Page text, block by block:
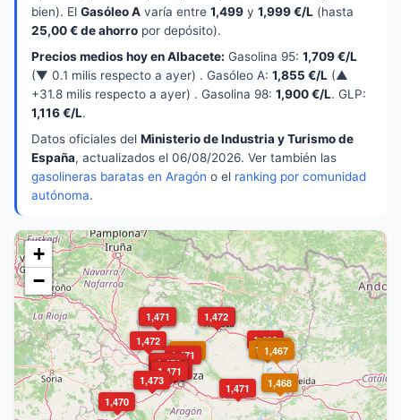
bien). El Gasóleo A varía entre 1,499 y 1,999 €/L (hasta
25,00 € de ahorro por depósito).
Precios medios hoy en Albacete: Gasolina 95: 1,709 €/L
(▼ 0.1 milis respecto a ayer) . Gasóleo A: 1,855 €/L (▲
+31.8 milis respecto a ayer) . Gasolina 98: 1,900 €/L. GLP:
1,116 €/L.
Datos oficiales del Ministerio de Industria y Turismo de
España, actualizados el 06/08/2026. Ver también las
gasolineras baratas en Aragón o el ranking por comunidad
autónoma.
1,459
1,467 1,467
1,467
1,468
1,468
1,469
1,469
1,470
1,471
1,471
1,471
1,471
1,471
1,471
1,471
1,472
1,472
1,473
1,473
+
−